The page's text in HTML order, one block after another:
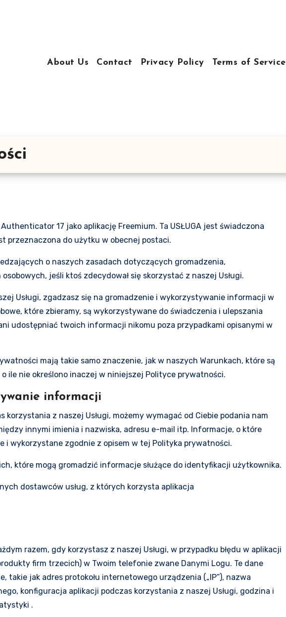
About Us Contact Privacy Policy Terms of Service
17 jako aplikację Freemium. Ta USŁUGA jest świadczona
przeznaczona do użytku w obecnej postaci.
o naszych zasadach dotyczących gromadzenia,
jeśli ktoś zdecydował się skorzystać z naszej Usługi.
Usługi, zgadzasz się na gromadzenie i wykorzystywanie informacji w
które zbieramy, są wykorzystywane do świadczenia i ulepszania
udostępniać twoich informacji nikomu poza przypadkami opisanymi w
mają takie samo znaczenie, jak w naszych Warunkach, które są
ile nie określono inaczej w niniejszej Polityce prywatności.
informacji
korzystania z naszej Usługi, możemy wymagać od Ciebie podania nam
innymi imienia i nazwiska, adresu e-mail itp. Informacje, o które
i wykorzystane zgodnie z opisem w tej Polityka prywatności.
które mogą gromadzić informacje służące do identyfikacji użytkownika.
dostawców usług, z których korzysta aplikacja
razem, gdy korzystasz z naszej Usługi, w przypadku błędu w aplikacji
firm trzecich) w Twoim telefonie zwane Danymi Logu. Te dane
takie jak adres protokołu internetowego urządzenia („IP”), nazwa
konfiguracja aplikacji podczas korzystania z naszej Usługi, godzina i
.